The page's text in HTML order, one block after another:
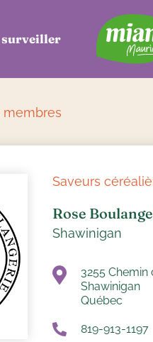
surveiller
membres
Saveurs
Rose
Shawinigan
3255
Shawinigan
Québec
819-913-1197